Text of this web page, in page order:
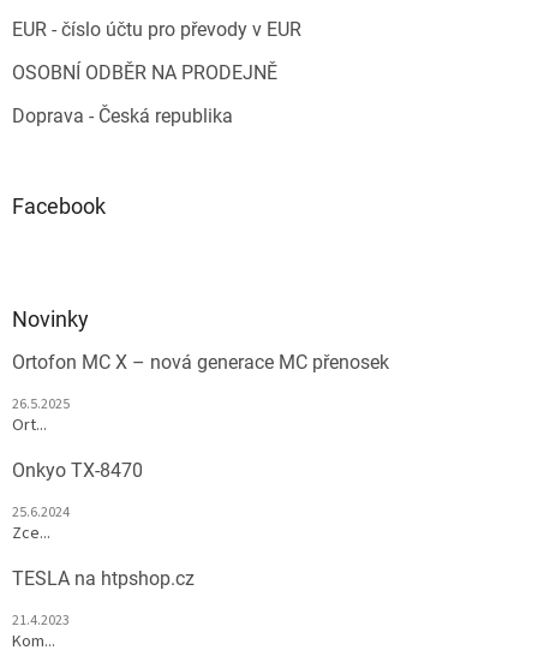
EUR - číslo účtu pro převody v EUR
OSOBNÍ ODBĚR NA PRODEJNĚ
Doprava - Česká republika
Facebook
Novinky
Ortofon MC X – nová generace MC přenosek
26.5.2025
Ort...
Onkyo TX-8470
25.6.2024
Zce...
TESLA na htpshop.cz
21.4.2023
Kom...